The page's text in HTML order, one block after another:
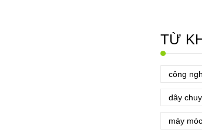
TỪ
công
dây
máy móc